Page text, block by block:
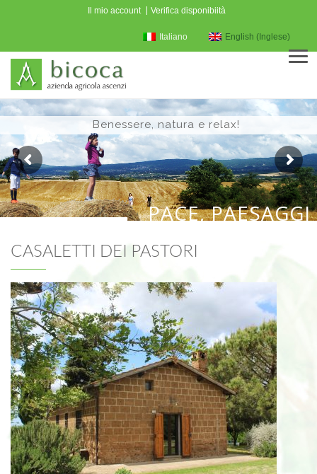
Il mio account Verifica disponibiità
Italiano English (Inglese)
Benessere, natura e relax!
PACE,
CASALETTI DEI PASTORI